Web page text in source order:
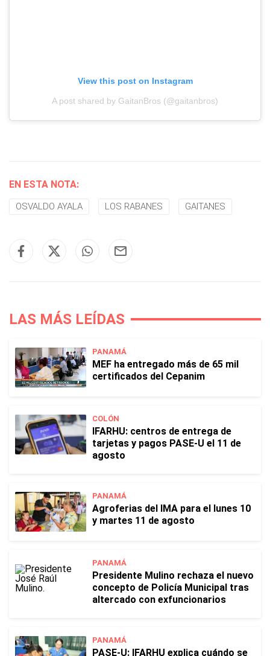
View this post on Instagram
A post shared by GaitanBros (@gaitanbros)
EN ESTA NOTA:
OSVALDO AYALA LOS RABANES GAITANES
LAS MÁS LEÍDAS
PANAMÁ
MEF ha entregado más de 65 mil
certificados del Cepanim
COLÓN
IFARHU: centros de entrega de
tarjetas y pagos PASE-U el 11 de
agosto
PANAMÁ
Agroferias del IMA para el lunes 10
y martes 11 de agosto
PANAMÁ
Presidente Mulino rechaza el nuevo
concepto de Policía Municipal tras
altercado con exfuncionarios
PANAMÁ
PASE-U: IFARHU explica cuándo se